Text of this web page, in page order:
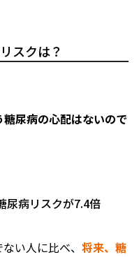
スクは？
尿病の心配はないので
尿病リスクが7.4倍
い人に比べ、 将来、糖